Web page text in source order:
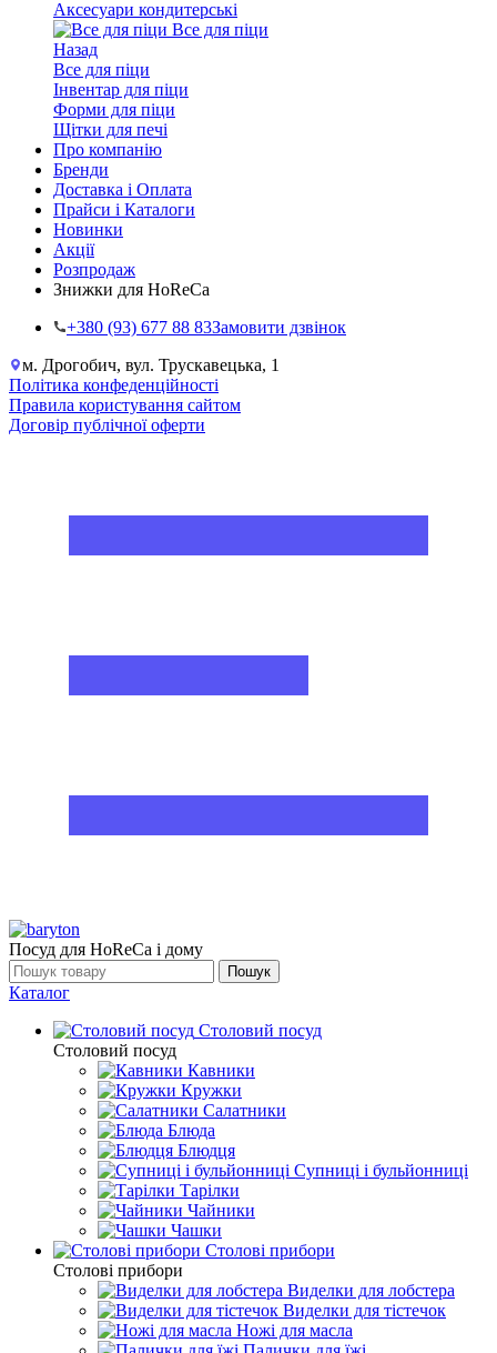
Аксесуари кондитерські
Все для піци
Назад
Все для піци
Інвентар для піци
Форми для піци
Щітки для печі
Про компанію
Бренди
Доставка і Оплата
Прайси і Каталоги
Новинки
Акції
Розпродаж
Знижки для HoReCa
+38‎0 (93) 677 88 83Замовити дзвінок
м. Дрогобич, вул. Трускавецька, 1
Політика конфеденційності
Правила користування сайтом
Договір публічної оферти
Посуд для HoReCa і дому
Пошук
Каталог
Столовий посуд
Столовий посуд
Кавники
Кружки
Салатники
Блюда
Блюдця
Супниці і бульйонниці
Тарілки
Чайники
Чашки
Столові прибори
Столові прибори
Виделки для лобстера
Виделки для тістечок
Ножі для масла